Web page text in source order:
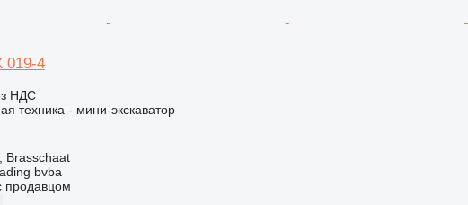
019-4
НДС
техника - мини-экскаватор
Brasschaat
bvba
продавцом